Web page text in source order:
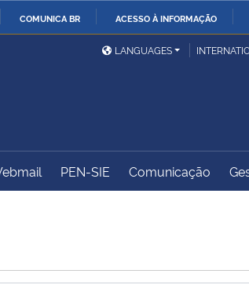
COMUNICA BR ACESSO À INFORMAÇÃO
Ministério das Relações
Exteriores
Controladoria-Geral da
LANGUAGES
PEN-SIE Comunicação